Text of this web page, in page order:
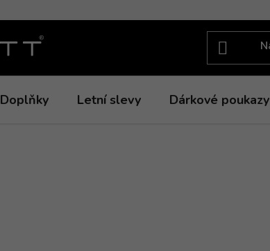
Doplňky Letní slevy Dárkové poukazy